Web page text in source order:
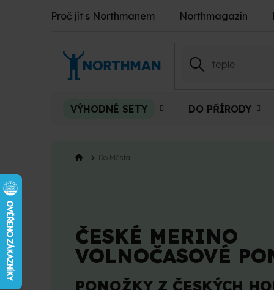
Proč jít s Northmanem Northmagazín
VÝHODNÉ SETY DO PŘÍRODY
Do Města
ČESKÉ MERINO
VOLNOČASOVÉ
PONOŽKY Z ČESKÝCH